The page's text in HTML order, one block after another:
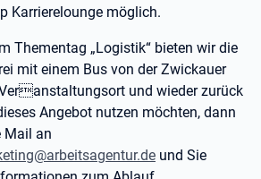
Karrierelounge möglich.
Thementag „Logistik“ bieten wir die
mit einem Bus von der Zwickauer
und wieder zurück
Angebot nutzen möchten, dann
Mail an
und Sie